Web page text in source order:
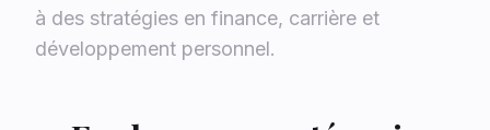
à des stratégies en finance, carrière et
développement personnel.